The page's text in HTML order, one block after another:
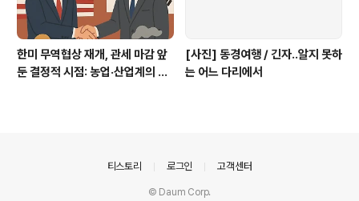
한미 무역협상 재개, 관세 마감 앞
둔 결정적 시점: 농업·산업계의 반
[사진] 동경여행 / 긴자..알지 못하
는 어느 다리에서
티스토리 로그인 고객센터
© Daum Corp.